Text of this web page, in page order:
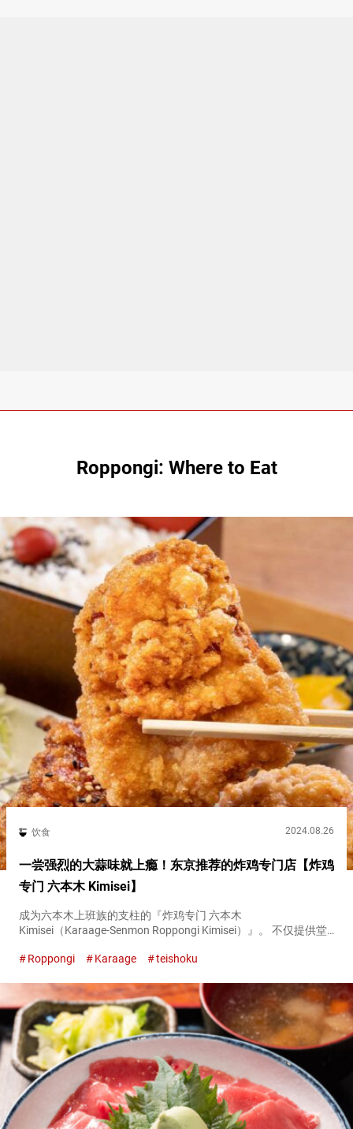
Roppongi: Where to Eat
饮食 2024.08.26
一尝强烈的大蒜味就上瘾！东京推荐的炸鸡专门店【炸鸡
专门 六本木 Kimisei】
成为六本木上班族的支柱的『炸鸡专门 六本木
Kimisei（Karaage-Senmon Roppongi Kimisei）』。 不仅提供堂
『爱摩里炸鸡套餐（Assorted Frie...
Roppongi Karaage teishoku